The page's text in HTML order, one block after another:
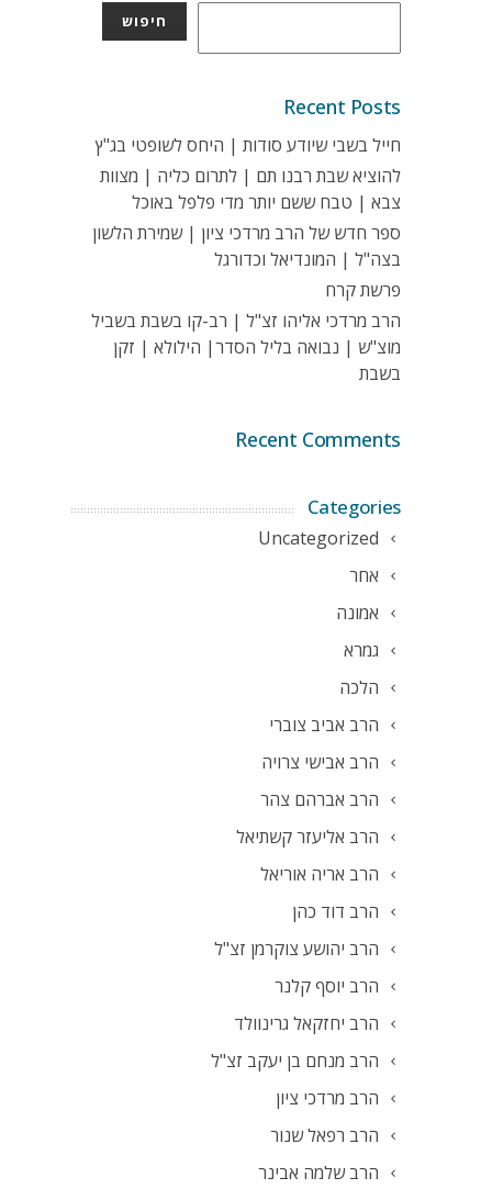
חיפוש
Recent Posts
חייל בשבי שיודע סודות | היחס לשופטי בג"ץ
להוציא שבת רבנו תם | לתרום כליה | מצוות
צבא | טבח ששם יותר מדי פלפל באוכל
ספר חדש של הרב מרדכי ציון | שמירת הלשון
בצה"ל | המונדיאל וכדורגל
פרשת קרח
הרב מרדכי אליהו זצ"ל | רב-קו בשבת בשביל
מוצ"ש | נבואה בליל הסדר| הילולא | זקן
בשבת
Recent Comments
Categories
Uncategorized
אחר
אמונה
גמרא
הלכה
הרב אביב צוברי
הרב אבישי צרויה
הרב אברהם צהר
הרב אליעזר קשתיאל
הרב אריה אוריאל
הרב דוד כהן
הרב יהושע צוקרמן זצ"ל
הרב יוסף קלנר
הרב יחזקאל גרינוולד
הרב מנחם בן יעקב זצ"ל
הרב מרדכי ציון
הרב רפאל שנור
הרב שלמה אבינר